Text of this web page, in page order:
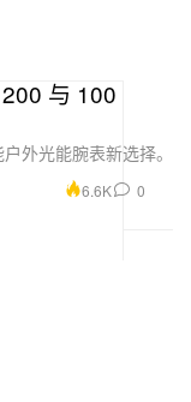
与 100
外光能腕表新选择。
6.6K 0